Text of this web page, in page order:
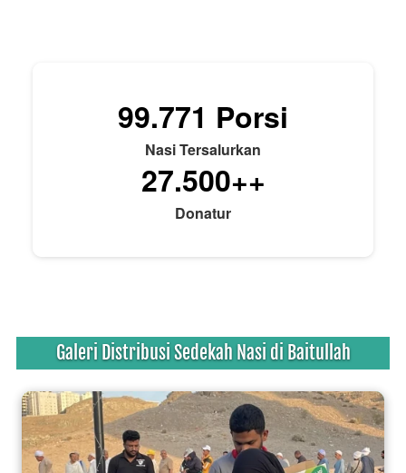
99.771 Porsi
Nasi Tersalurkan
27.500++
Donatur
Galeri Distribusi Sedekah Nasi di Baitullah